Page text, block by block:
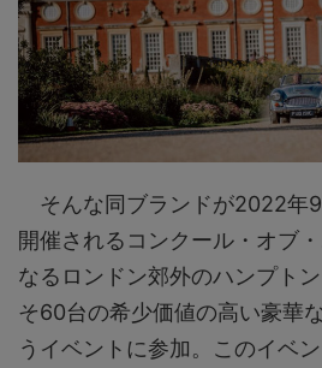
そんな同ブランドが2022年
開催されるコンクール・オブ
なるロンドン郊外のハンプト
そ60台の希少価値の高い豪華
うイベントに参加。このイベ